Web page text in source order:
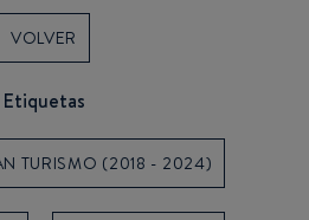
VOLVER
Etiquetas
TURISMO (2018 - 2024)